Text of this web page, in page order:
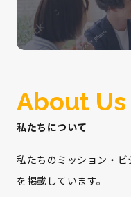
About Us
私たちについて
私たちのミッション・
を掲載しています。